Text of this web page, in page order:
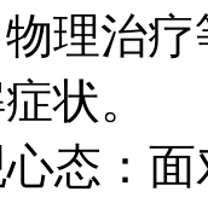
理治
状。
：面